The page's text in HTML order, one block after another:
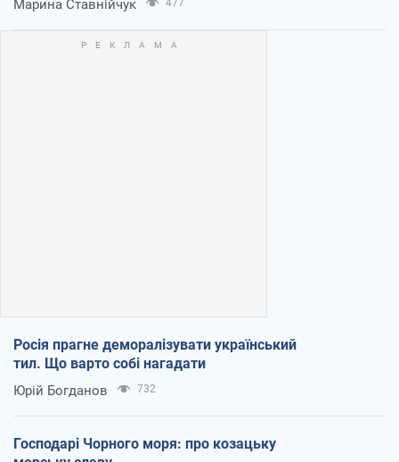
Марина Ставнійчук 477
Росія прагне деморалізувати український
тил. Що варто собі нагадати
Юрій Богданов 732
Господарі Чорного моря: про козацьку